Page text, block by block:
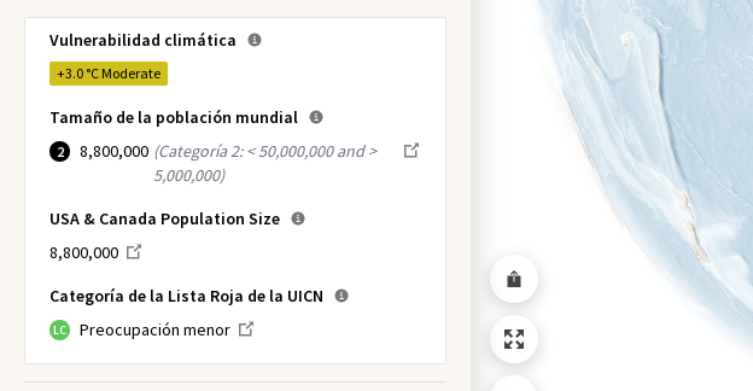
Vulnerabilidad climática
+3.0 °C Moderate
Tamaño de la población mundial
2 8,800,000 (Categoría 2: < 50,000,000 and >
5,000,000)
USA & Canada Population Size
8,800,000
Categoría de la Lista Roja de la UICN
LC Preocupación menor